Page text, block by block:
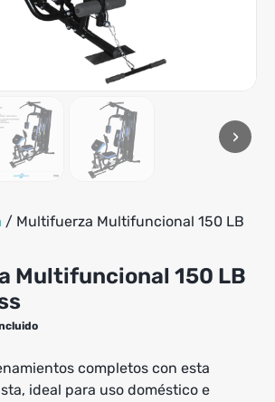
›
/ Multifuerza Multifuncional 150 LB
Multifuncional 150 LB
completos con esta
ideal para uso doméstico e